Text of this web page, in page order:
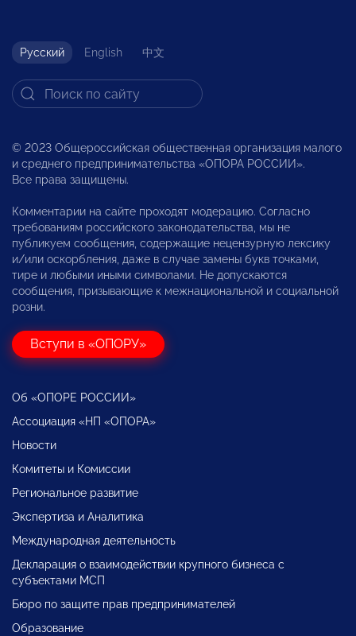
Русский English 中文
© 2023 Общероссийская общественная организация малого
и среднего предпринимательства «ОПОРА РОССИИ».
Все права защищены.
Комментарии на сайте проходят модерацию. Согласно
требованиям российского законодательства, мы не
публикуем сообщения, содержащие нецензурную лексику
и/или оскорбления, даже в случае замены букв точками,
тире и любыми иными символами. Не допускаются
сообщения, призывающие к межнациональной и социальной
розни.
Вступи в «ОПОРУ»
Об «ОПОРЕ РОССИИ»
Ассоциация «НП «ОПОРА»
Новости
Комитеты и Комиссии
Региональное развитие
Экспертиза и Аналитика
Международная деятельность
Декларация о взаимодействии крупного бизнеса с
субъектами МСП
Бюро по защите прав предпринимателей
Образование